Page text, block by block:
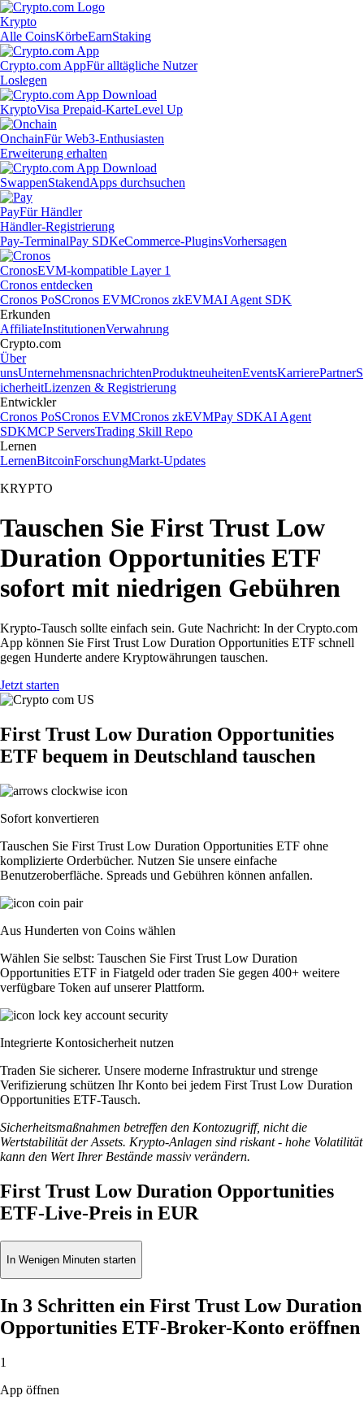
Krypto
Alle CoinsKörbeEarnStaking
Crypto.com AppFür alltägliche Nutzer
Loslegen
KryptoVisa Prepaid-KarteLevel Up
OnchainFür Web3-Enthusiasten
Erweiterung erhalten
SwappenStakendApps durchsuchen
PayFür Händler
Händler-Registrierung
Pay-TerminalPay SDKeCommerce-PluginsVorhersagen
CronosEVM-kompatible Layer 1
Cronos entdecken
Cronos PoSCronos EVMCronos zkEVMAI Agent SDK
Erkunden
AffiliateInstitutionenVerwahrung
Crypto.com
Über
unsUnternehmensnachrichtenProduktneuheitenEventsKarrierePartnerS
icherheitLizenzen & Registrierung
Entwickler
Cronos PoSCronos EVMCronos zkEVMPay SDKAI Agent
SDKMCP ServersTrading Skill Repo
Lernen
LernenBitcoinForschungMarkt-Updates
KRYPTO
Tauschen Sie First Trust Low
Duration Opportunities ETF
sofort mit niedrigen Gebühren
Krypto-Tausch sollte einfach sein. Gute Nachricht: In der Crypto.com
App können Sie First Trust Low Duration Opportunities ETF schnell
gegen Hunderte andere Kryptowährungen tauschen.
Jetzt starten
First Trust Low Duration Opportunities
ETF bequem in Deutschland tauschen
Sofort konvertieren
Tauschen Sie First Trust Low Duration Opportunities ETF ohne
komplizierte Orderbücher. Nutzen Sie unsere einfache
Benutzeroberfläche. Spreads und Gebühren können anfallen.
Aus Hunderten von Coins wählen
Wählen Sie selbst: Tauschen Sie First Trust Low Duration
Opportunities ETF in Fiatgeld oder traden Sie gegen 400+ weitere
verfügbare Token auf unserer Plattform.
Integrierte Kontosicherheit nutzen
Traden Sie sicherer. Unsere moderne Infrastruktur und strenge
Verifizierung schützen Ihr Konto bei jedem First Trust Low Duration
Opportunities ETF-Tausch.
Sicherheitsmaßnahmen betreffen den Kontozugriff, nicht die
Wertstabilität der Assets. Krypto-Anlagen sind riskant - hohe Volatilität
kann den Wert Ihrer Bestände massiv verändern.
First Trust Low Duration Opportunities
ETF-Live-Preis in EUR
In Wenigen Minuten starten
In 3 Schritten ein First Trust Low Duration
Opportunities ETF-Broker-Konto eröffnen
1
App öffnen